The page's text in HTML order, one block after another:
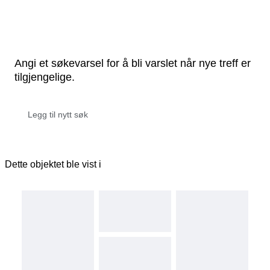
Angi et søkevarsel for å bli varslet når nye treff er
tilgjengelige.
Dette objektet ble vist i